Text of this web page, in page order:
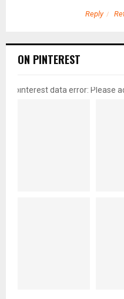
Reply
ON PINTEREST
pinterest data error: Please